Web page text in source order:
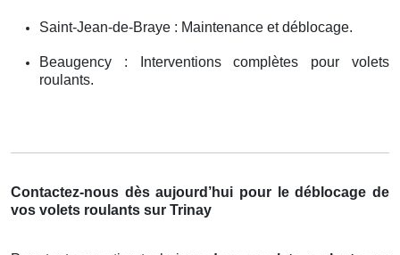
Saint-Jean-de-Braye : Maintenance et déblocage.
Beaugency : Interventions complètes pour volets
roulants.
Contactez-nous dès aujourd’hui pour le déblocage de
vos volets roulants sur Trinay